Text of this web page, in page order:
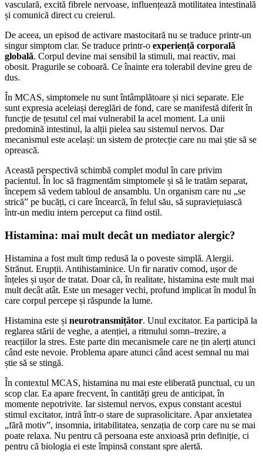
vasculară, excită fibrele nervoase, influențează motilitatea intestinală
și comunică direct cu creierul.
De aceea, un episod de activare mastocitară nu se traduce printr-un
singur simptom clar. Se traduce printr-o experiență corporală
globală. Corpul devine mai sensibil la stimuli, mai reactiv, mai
obosit. Pragurile se coboară. Ce înainte era tolerabil devine greu de
dus.
În MCAS, simptomele nu sunt întâmplătoare și nici separate. Ele
sunt expresia aceleiași dereglări de fond, care se manifestă diferit în
funcție de țesutul cel mai vulnerabil la acel moment. La unii
predomină intestinul, la alții pielea sau sistemul nervos. Dar
mecanismul este același: un sistem de protecție care nu mai știe să se
oprească.
Această perspectivă schimbă complet modul în care privim
pacientul. În loc să fragmentăm simptomele și să le tratăm separat,
începem să vedem tabloul de ansamblu. Un organism care nu „se
strică” pe bucăți, ci care încearcă, în felul său, să supraviețuiască
într-un mediu intern perceput ca fiind ostil.
Histamina: mai mult decât un mediator alergic?
Histamina a fost mult timp redusă la o poveste simplă. Alergii.
Strănut. Erupții. Antihistaminice. Un fir narativ comod, ușor de
înțeles și ușor de tratat. Doar că, în realitate, histamina este mult mai
mult decât atât. Este un mesager vechi, profund implicat în modul în
care corpul percepe și răspunde la lume.
Histamina este și neurotransmițător. Unul excitator. Ea participă la
reglarea stării de veghe, a atenției, a ritmului somn–trezire, a
reacțiilor la stres. Este parte din mecanismele care ne țin alerți atunci
când este nevoie. Problema apare atunci când acest semnal nu mai
știe să se stingă.
În contextul MCAS, histamina nu mai este eliberată punctual, cu un
scop clar. Ea apare frecvent, în cantități greu de anticipat, în
momente nepotrivite. Iar sistemul nervos, expus constant acestui
stimul excitator, intră într-o stare de suprasolicitare. Apar anxietatea
„fără motiv”, insomnia, iritabilitatea, senzația de corp care nu se mai
poate relaxa. Nu pentru că persoana este anxioasă prin definiție, ci
pentru că biologia ei este împinsă constant spre alertă.